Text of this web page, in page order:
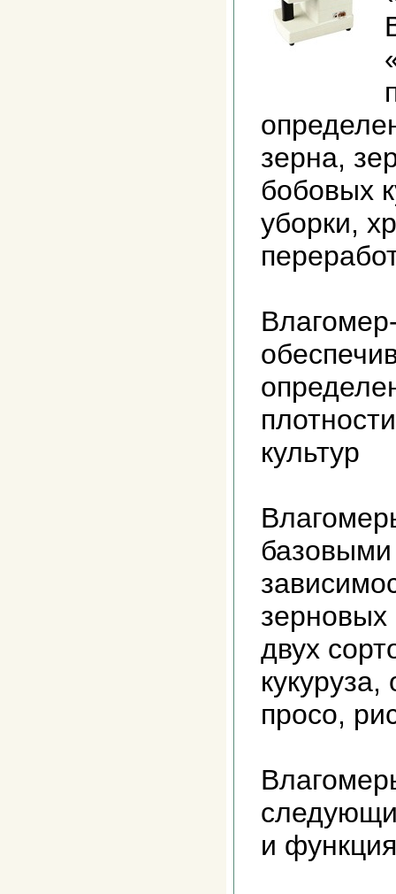
зерна,
бобовых
уборки,
культур
зерновых
двух
просо,
и